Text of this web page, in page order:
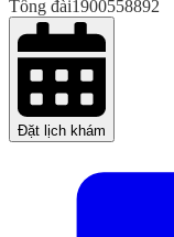
Tổng đài1900558892
Đặt lịch khám